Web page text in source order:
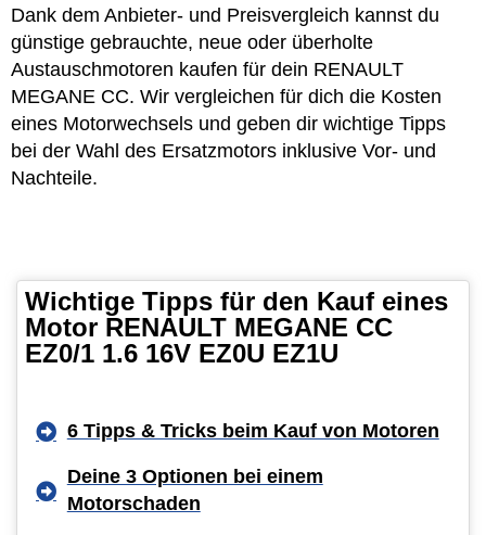
Dank dem Anbieter- und Preisvergleich kannst du
günstige gebrauchte, neue oder überholte
Austauschmotoren kaufen für dein RENAULT
MEGANE CC. Wir vergleichen für dich die Kosten
eines Motorwechsels und geben dir wichtige Tipps
bei der Wahl des Ersatzmotors inklusive Vor- und
Nachteile.
Wichtige Tipps für den Kauf eines
Motor RENAULT MEGANE CC
EZ0/1 1.6 16V EZ0U EZ1U
6 Tipps & Tricks beim Kauf von Motoren
Deine 3 Optionen bei einem
Motorschaden